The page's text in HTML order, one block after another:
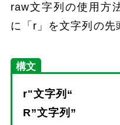
raw文字列の使用方
に「r」を文字列の先
構文
r"文字列“
R”文字列”